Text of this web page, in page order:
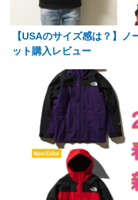
【USAのサイズ感は？】
ット購入レビュー